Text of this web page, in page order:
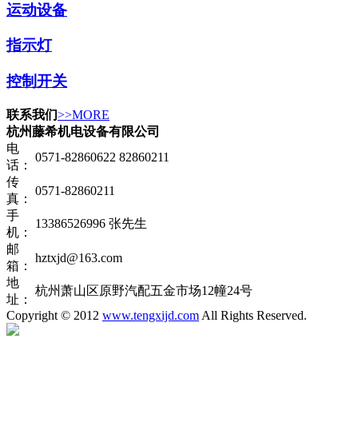
运动设备
指示灯
控制开关
联系我们>>MORE
杭州藤希机电设备有限公司
电
话：
0571-82860622 82860211
传
真：
0571-82860211
手
机：
13386526996 张先生
邮
箱：
hztxjd@163.com
地
址：
杭州萧山区原野汽配五金市场12幢24号
Copyright © 2012 www.tengxijd.com All Rights Reserved.